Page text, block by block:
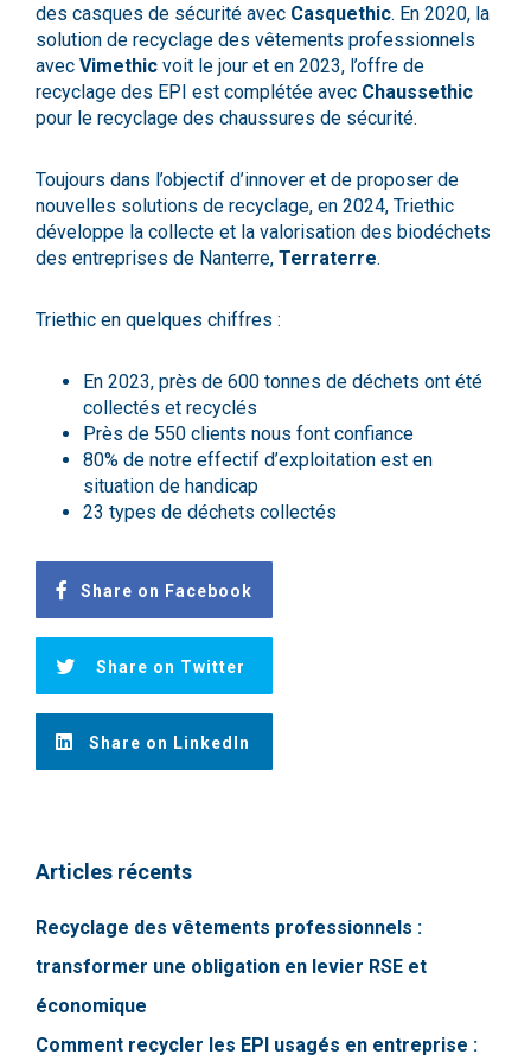
des casques de sécurité avec Casquethic. En 2020, la
solution de recyclage des vêtements professionnels
avec Vimethic voit le jour et en 2023, l’offre de
recyclage des EPI est complétée avec Chaussethic
pour le recyclage des chaussures de sécurité.
Toujours dans l’objectif d’innover et de proposer de
nouvelles solutions de recyclage, en 2024, Triethic
développe la collecte et la valorisation des biodéchets
des entreprises de Nanterre, Terraterre.
Triethic en quelques chiffres :
En 2023, près de 600 tonnes de déchets ont été
collectés et recyclés
Près de 550 clients nous font confiance
80% de notre effectif d’exploitation est en
situation de handicap
23 types de déchets collectés
Share on Facebook
Share on Twitter
Share on LinkedIn
Articles récents
Recyclage des vêtements professionnels :
transformer une obligation en levier RSE et
économique
Comment recycler les EPI usagés en entreprise :